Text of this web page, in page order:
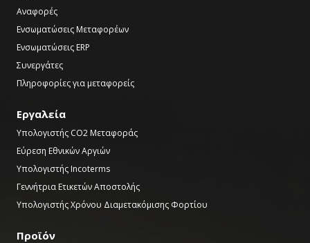
Αναφορές
Ενσωματώσεις Μεταφορέων
Ενσωματώσεις ERP
Συνεργάτες
Πληροφορίες για μεταφορείς
Εργαλεία
Υπολογιστής CO2 Μεταφοράς
Εύρεση Εθνικών Αργιών
Υπολογιστής Incoterms
Γεννήτρια Ετικετών Αποστολής
Υπολογιστής Χρόνου Διαμετακόμισης Φορτίου
Προϊόν